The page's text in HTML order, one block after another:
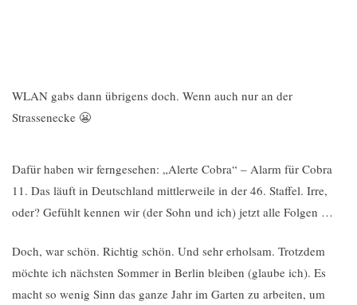
WLAN gabs dann übrigens doch. Wenn auch nur an der
Strassenecke 😬
Dafür haben wir ferngesehen: „Alerte Cobra“ – Alarm für Cobra
11. Das läuft in Deutschland mittlerweile in der 46. Staffel. Irre,
oder? Gefühlt kennen wir (der Sohn und ich) jetzt alle Folgen …
Doch, war schön. Richtig schön. Und sehr erholsam. Trotzdem
möchte ich nächsten Sommer in Berlin bleiben (glaube ich). Es
macht so wenig Sinn das ganze Jahr im Garten zu arbeiten, um